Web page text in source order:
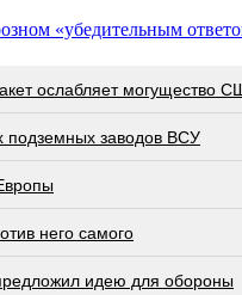
«убедительным
ослабляет могущество
подземных заводов ВСУ
него самого
идею для обороны